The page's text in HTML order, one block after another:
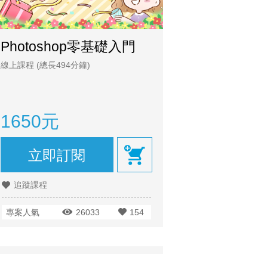
Photoshop零基礎入門
線上課程 (總長494分鐘)
1650元
立即訂閱
追蹤課程
專案人氣 26033 154